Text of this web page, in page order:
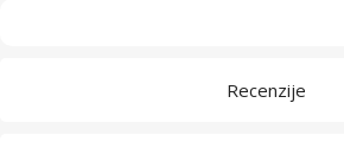
Recenzije